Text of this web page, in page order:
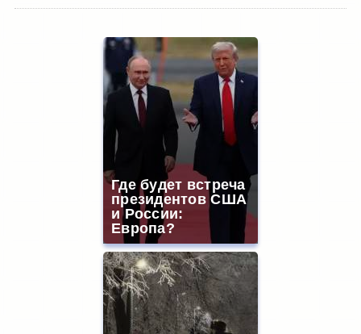
Где будет встреча
президентов США
и России:
Европа?